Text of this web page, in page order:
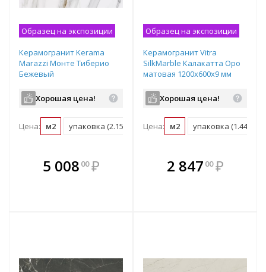
Образец на экспозиции
Керамогранит Kerama
Marazzi Монте Тиберио
Бежевый
1195х600х9 мм рядовая
плитка SG564522R
Хорошая цена!
Цена: м2 упаковка (2.151 м2)
5 008 00 ₽
В комплекте
всегда выгоднее!
Образец на экспозиции
Керамогранит Vitra
SilkMarble Калакатта Оро
матовая 1200х600х9 мм
K951682R0001VTER
Хорошая цена!
Цена: м2 упаковка (1.44 м2)
В комплекте
всегда выгоднее!
2 847 00 ₽